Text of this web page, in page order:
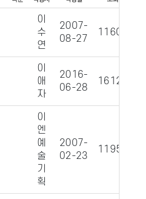
이
수
연
2007-
08-27
11608
이
애
자
2016-
06-28
16124
이
엔
예
술
기
획
2007-
02-23
11954